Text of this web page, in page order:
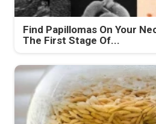
Find Papillomas On Your
The First Stage Of...